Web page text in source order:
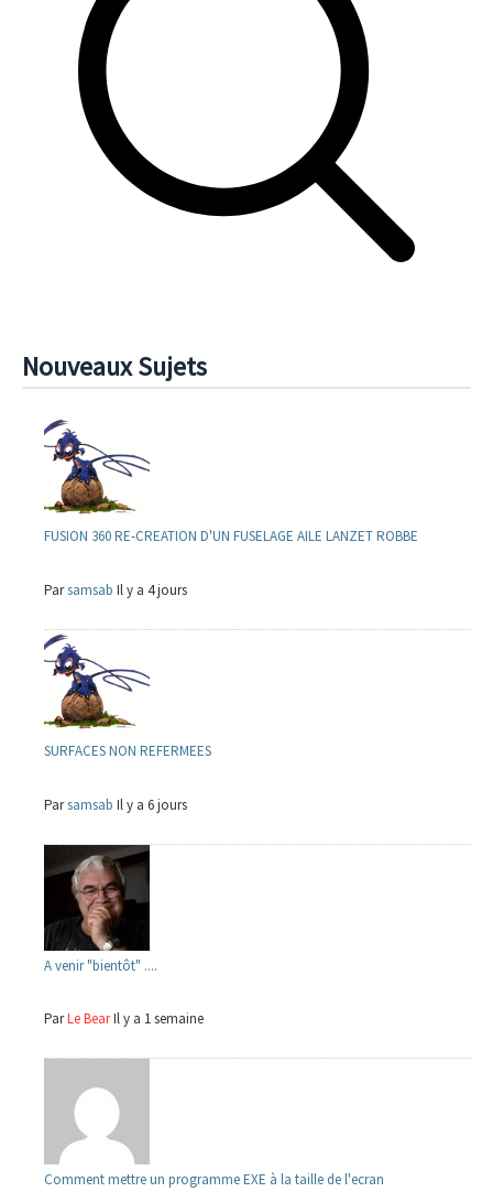
Nouveaux Sujets
FUSION 360 RE-CREATION D'UN FUSELAGE AILE LANZET ROBBE
Parsamsab Il y a 4 jours
SURFACES NON REFERMEES
Parsamsab Il y a 6 jours
A venir "bientôt" ....
ParLe BearIl y a 1 semaine
Comment mettre un programme EXE à la taille de l'ecran